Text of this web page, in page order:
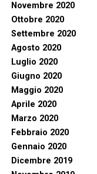
Novembre 2020
Ottobre 2020
Settembre 2020
Agosto 2020
Luglio 2020
Giugno 2020
Maggio 2020
Aprile 2020
Marzo 2020
Febbraio 2020
Gennaio 2020
Dicembre 2019